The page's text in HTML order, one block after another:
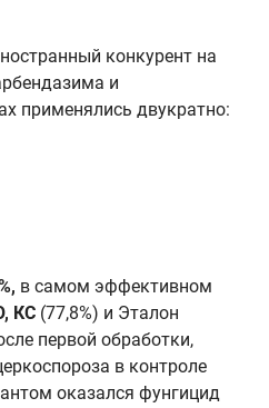
конкурент на
и
применялись двукратно:
в самом эффективном
КС (77,8%) и Эталон
первой обработки,
в контроле
оказался фунгицид